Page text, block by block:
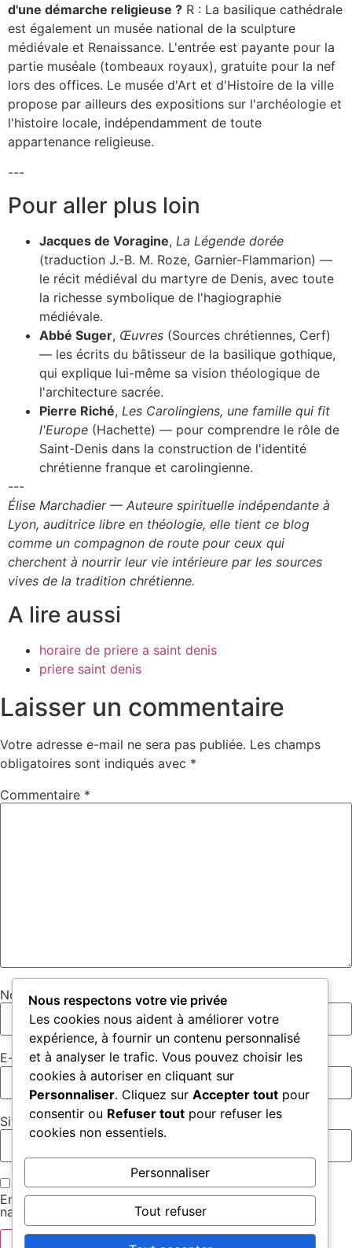
d'une démarche religieuse ? R : La basilique cathédrale
est également un musée national de la sculpture
médiévale et Renaissance. L'entrée est payante pour la
partie muséale (tombeaux royaux), gratuite pour la nef
lors des offices. Le musée d'Art et d'Histoire de la ville
propose par ailleurs des expositions sur l'archéologie et
l'histoire locale, indépendamment de toute
appartenance religieuse.
---
Pour aller plus loin
Jacques de Voragine, La Légende dorée
(traduction J.-B. M. Roze, Garnier-Flammarion) —
le récit médiéval du martyre de Denis, avec toute
la richesse symbolique de l'hagiographie
médiévale.
Abbé Suger, Œuvres (Sources chrétiennes, Cerf)
— les écrits du bâtisseur de la basilique gothique,
qui explique lui-même sa vision théologique de
l'architecture sacrée.
Pierre Riché, Les Carolingiens, une famille qui fit
l'Europe (Hachette) — pour comprendre le rôle de
Saint-Denis dans la construction de l'identité
chrétienne franque et carolingienne.
---
Élise Marchadier — Auteure spirituelle indépendante à
Lyon, auditrice libre en théologie, elle tient ce blog
comme un compagnon de route pour ceux qui
cherchent à nourrir leur vie intérieure par les sources
vives de la tradition chrétienne.
A lire aussi
horaire de priere a saint denis
priere saint denis
Laisser un commentaire
Votre adresse e-mail ne sera pas publiée. Les champs
obligatoires sont indiqués avec *
Commentaire *
Nom*
E-mail *
Site web
Enregistrer mon nom, mon e-mail et mon site dans le
navigateur pour mon prochain commentaire.
Nous respectons votre vie privée
Les cookies nous aident à améliorer votre
expérience, à fournir un contenu personnalisé
et à analyser le trafic. Vous pouvez choisir les
cookies à autoriser en cliquant sur
Personnaliser. Cliquez sur Accepter tout pour
consentir ou Refuser tout pour refuser les
cookies non essentiels.
Personnaliser
Tout refuser